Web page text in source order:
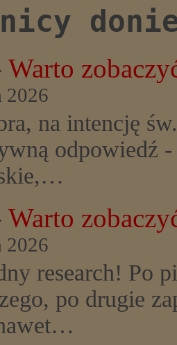
Warto
2026
na intencję
odpowiedź -
Warto
2026
research! Po
po drugie